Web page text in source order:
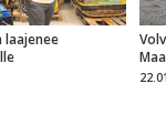
laajenee